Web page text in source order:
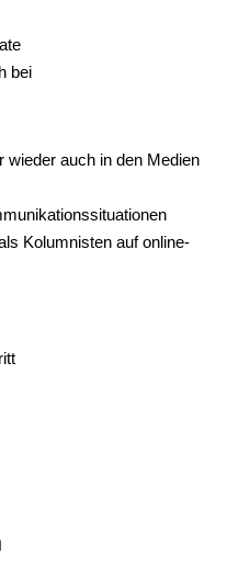
bei
auch in den Medien
Kolumnisten auf online-